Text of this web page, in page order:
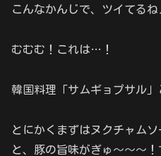
こんなかんじで、ツイてるね
むむむ！これは…！
韓国料理「サムギョプサル」
とにかくまずはヌクチャム
と、豚の旨味がぎゅ～～～！